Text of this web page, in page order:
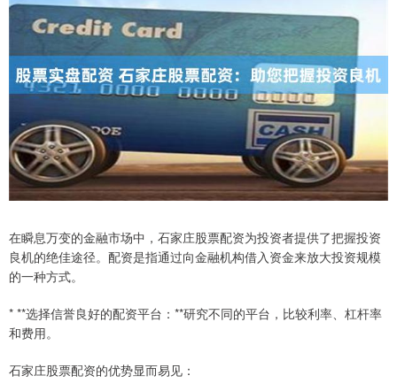
在瞬息万变的金融市场中，石家庄股票配资为投资者提供了把握投资
良机的绝佳途径。配资是指通过向金融机构借入资金来放大投资规模
的一种方式。
* **选择信誉良好的配资平台：**研究不同的平台，比较利率、杠杆率
和费用。
石家庄股票配资的优势显而易见：